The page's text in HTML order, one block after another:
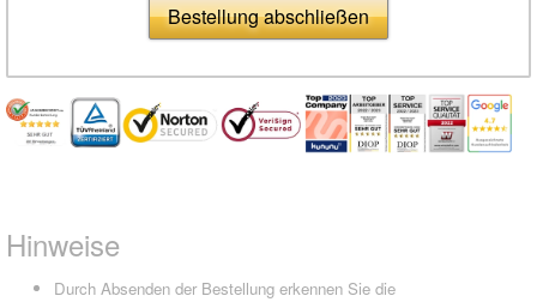
Bestellung abschließen
Hinweise
Durch Absenden der Bestellung erkennen Sie die